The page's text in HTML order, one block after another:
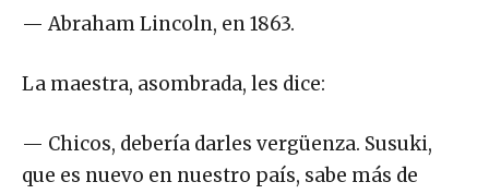
— Abraham Lincoln, en 1863.
La maestra, asombrada, les dice:
— Chicos, debería darles vergüenza. Susuki,
que es nuevo en nuestro país, sabe más de